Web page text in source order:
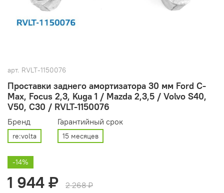
арт. RVLT-1150076
Проставки заднего амортизатора 30 мм Ford C-
Max, Focus 2,3, Kuga 1 / Mazda 2,3,5 / Volvo S40,
V50, C30 / RVLT-1150076
Бренд
re:volta
Гарантийный срок
15 месяцев
-14%
1 944 ₽
2 268 ₽